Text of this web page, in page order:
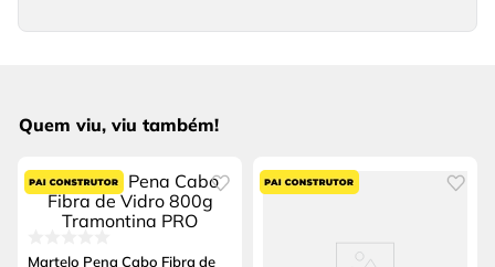
Quem viu, viu também!
Martelo Pena Cabo Fibra de